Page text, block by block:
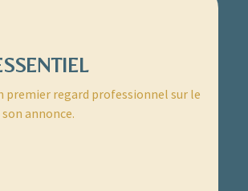
premier regard professionnel sur le
annonce.